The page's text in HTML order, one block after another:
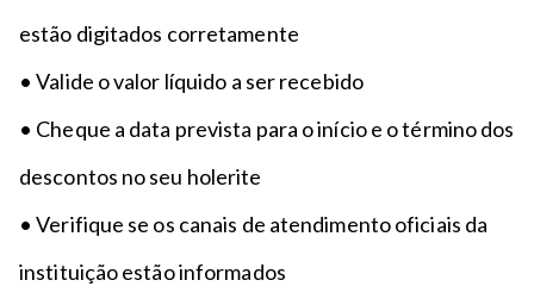
estão digitados corretamente
• Valide o valor líquido a ser recebido
• Cheque a data prevista para o início e o término dos
descontos no seu holerite
• Verifique se os canais de atendimento oficiais da
instituição estão informados